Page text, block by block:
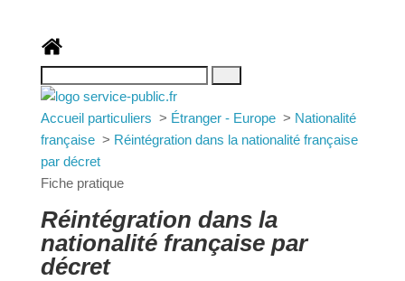
Accueil particuliers> Étranger - Europe >
Nationalité française> Réintégration dans la
nationalité française par décret
Fiche pratique
Réintégration dans la
nationalité française par
décret